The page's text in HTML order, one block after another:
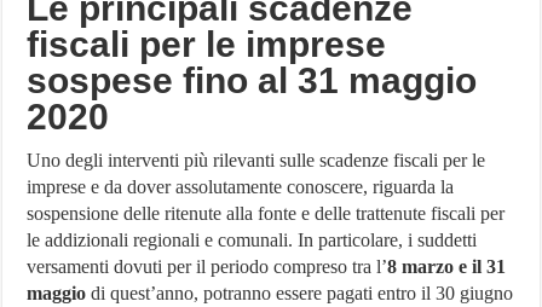
fiscali per le imprese
sospese fino al 31 maggio
2020
Uno degli interventi più rilevanti sulle scadenze fiscali per le
imprese e da dover assolutamente conoscere, riguarda la
sospensione delle ritenute alla fonte e delle trattenute fiscali per
le addizionali regionali e comunali. In particolare, i suddetti
versamenti dovuti per il periodo compreso tra l’8 marzo e il 31
maggio di quest’anno, potranno essere pagati entro il 30 giugno